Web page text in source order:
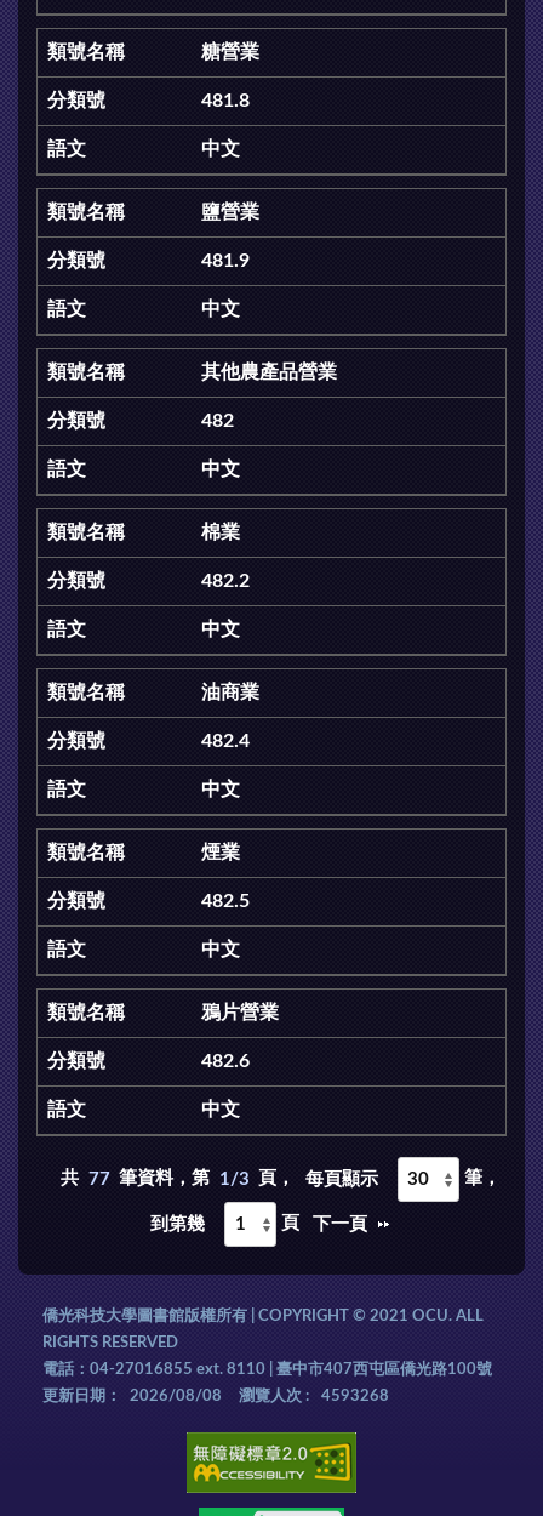
糖營業
481.8
中文
鹽營業
481.9
中文
其他農產品營業
482
中文
棉業
482.2
中文
油商業
482.4
中文
煙業
482.5
中文
鴉片營業
482.6
中文
共 77 筆資料，第 1/3 頁， 每頁顯示 筆，
到第幾 頁 下一頁
僑光科技大學圖書館版權所有 | COPYRIGHT © 2021 OCU. ALL
RIGHTS RESERVED
電話：04-27016855 ext. 8110 | 臺中市407西屯區僑光路100號
更新日期：
2026/08/08 瀏覽人次 : 4593268